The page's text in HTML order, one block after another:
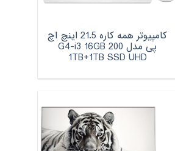
کامپیوتر همه کاره 21.5 اینچ اچ‌
پی مدل 200 G4-i3 16GB
1TB+1TB SSD UHD